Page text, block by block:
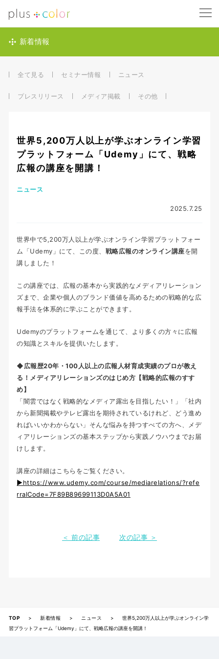
新着情報
全て見る セミナー情報 ニュース
プレスリリース メディア掲載 その他
世界5,200万人以上が学ぶオンライン学習
プラットフォーム「Udemy」にて、戦略
広報の講座を開講！
ニュース
2025.7.25
世界中で5,200万人以上が学ぶオンライン学習プラットフォー
ム「Udemy」にて、この度、 戦略広報のオンライン講座を開
講しました！
この講座では、広報の基本から実践的なメディアリレーション
ズまで、企業や個人のブランド価値を高めるための戦略的な広
報手法を体系的に学ぶことができます。
Udemyのプラットフォームを通じて、より多くの方々に広報
の知識とスキルを提供いたします。
◆広報歴20年・100人以上の広報人材育成実績のプロが教え
る！メディアリレーションズのはじめ方【戦略的広報のすす
め】
「闇雲ではなく戦略的なメディア露出を目指したい！」「社内
から新聞掲載やテレビ露出を期待されているけれど、どう進め
ればいいかわからない」そんな悩みを持つすべての方へ、メデ
ィアリレーションズの基本ステップから実践ノウハウまでお届
けします。
講座の詳細はこちらをご覧ください。
▶https://www.udemy.com/course/mediarelations/?refe
rralCode=7F89B89699113D0A5A01
＜ 前の記事 次の記事 ＞
TOP > 新着情報 > ニュース >
世界5,200万人以上が学ぶオンライン学
習プラットフォーム「Udemy」にて、戦略広報の講座を開講！